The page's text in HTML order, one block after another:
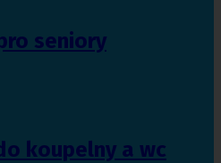
seniory
koupelny a wc